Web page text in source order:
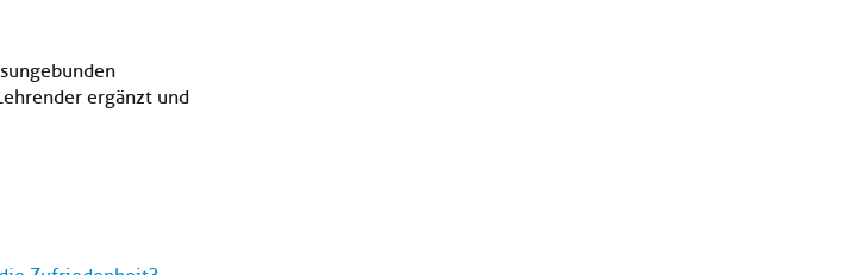
ergänzt und